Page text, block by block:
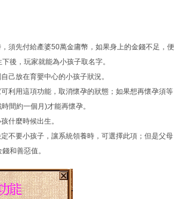
須先付給產婆50萬金庸幣，如果身上的金錢不足，便
後，玩家就能為小孩子取名字。
己放在育嬰中心的小孩子狀況。
利用這項功能，取消懷孕的狀態；如果想再懷孕須等
間約一個月)才能再懷孕。
什麼時候出生。
不要小孩子，讓系統領養時，可選擇此項；但是父母
和善惡值。